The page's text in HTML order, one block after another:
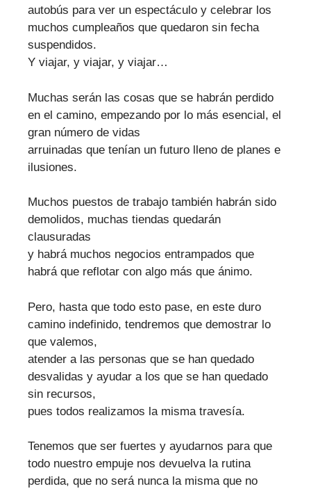
autobús para ver un espectáculo y celebrar los
muchos cumpleaños que quedaron sin fecha
suspendidos.
Y viajar, y viajar, y viajar…
Muchas serán las cosas que se habrán perdido
en el camino, empezando por lo más esencial, el
gran número de vidas
arruinadas que tenían un futuro lleno de planes e
ilusiones.
Muchos puestos de trabajo también habrán sido
demolidos, muchas tiendas quedarán
clausuradas
y habrá muchos negocios entrampados que
habrá que reflotar con algo más que ánimo.
Pero, hasta que todo esto pase, en este duro
camino indefinido, tendremos que demostrar lo
que valemos,
atender a las personas que se han quedado
desvalidas y ayudar a los que se han quedado
sin recursos,
pues todos realizamos la misma travesía.
Tenemos que ser fuertes y ayudarnos para que
todo nuestro empuje nos devuelva la rutina
perdida, que no será nunca la misma que no